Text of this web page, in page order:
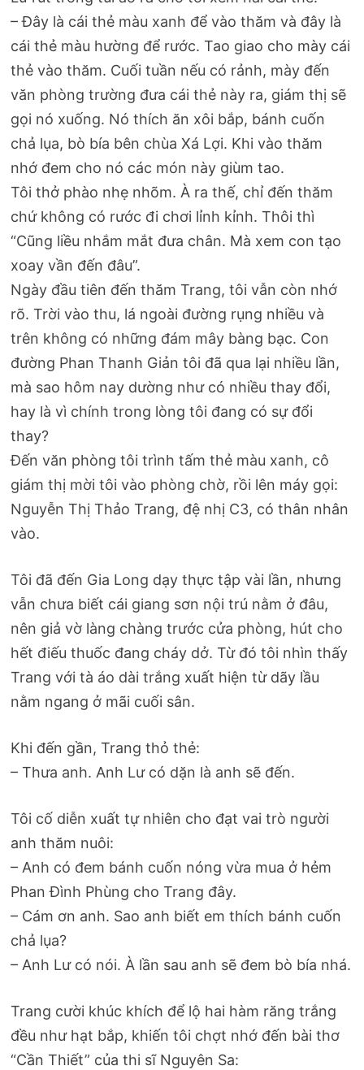
– Đây là cái thẻ màu xanh để vào thăm và đây là
cái thẻ màu hường để rước. Tao giao cho mày cái
thẻ vào thăm. Cuối tuần nếu có rảnh, mày đến
văn phòng trường đưa cái thẻ này ra, giám thị sẽ
gọi nó xuống. Nó thích ăn xôi bắp, bánh cuốn
chả lụa, bò bía bên chùa Xá Lợi. Khi vào thăm
nhớ đem cho nó các món này giùm tao.
Tôi thở phào nhẹ nhõm. À ra thế, chỉ đến thăm
chứ không có rước đi chơi lỉnh kỉnh. Thôi thì
“Cũng liều nhắm mắt đưa chân. Mà xem con tạo
xoay vần đến đâu”.
Ngày đầu tiên đến thăm Trang, tôi vẫn còn nhớ
rõ. Trời vào thu, lá ngoài đường rụng nhiều và
trên không có những đám mây bàng bạc. Con
đường Phan Thanh Giản tôi đã qua lại nhiều lần,
mà sao hôm nay dường như có nhiều thay đổi,
hay là vì chính trong lòng tôi đang có sự đổi
thay?
Đến văn phòng tôi trình tấm thẻ màu xanh, cô
giám thị mời tôi vào phòng chờ, rồi lên máy gọi:
Nguyễn Thị Thảo Trang, đệ nhị C3, có thân nhân
vào.
Tôi đã đến Gia Long dạy thực tập vài lần, nhưng
vẫn chưa biết cái giang sơn nội trú nằm ở đâu,
nên giả vờ làng chàng trước cửa phòng, hút cho
hết điếu thuốc đang cháy dở. Từ đó tôi nhìn thấy
Trang với tà áo dài trắng xuất hiện từ dãy lầu
nằm ngang ở mãi cuối sân.
Khi đến gần, Trang thỏ thẻ:
– Thưa anh. Anh Lư có dặn là anh sẽ đến.
Tôi cố diễn xuất tự nhiên cho đạt vai trò người
anh thăm nuôi:
– Anh có đem bánh cuốn nóng vừa mua ở hẻm
Phan Đình Phùng cho Trang đây.
– Cám ơn anh. Sao anh biết em thích bánh cuốn
chả lụa?
– Anh Lư có nói. À lần sau anh sẽ đem bò bía nhá.
Trang cười khúc khích để lộ hai hàm răng trắng
đều như hạt bắp, khiến tôi chợt nhớ đến bài thơ
“Cần Thiết” của thi sĩ Nguyên Sa: